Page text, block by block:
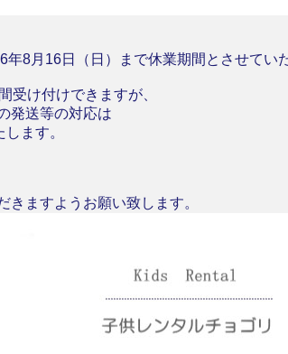
8月16日（日）まで休業期間とさせてい
受け付けできますが、
発送等の対応は
ます。
きますようお願い致します。